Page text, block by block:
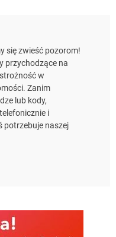
się zwieść pozorom!
przychodzące na
w
Zanim
lub kody,
i
potrzebuje naszej